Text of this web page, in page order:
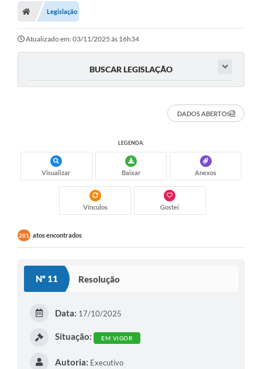
Legislação
Atualizado em: 03/11/2025 às 16h34
BUSCAR LEGISLAÇÃO
DADOS ABERTOS
LEGENDA:
Visualizar Baixar Anexos
Vínculos Gostei
281 atos encontrados
Nº 11 Resolução
Data: 17/10/2025
Situação: EM VIGOR
Autoria: Executivo